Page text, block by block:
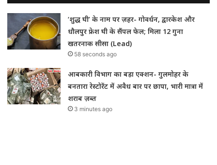
‘शुद्ध घी’ के नाम पर ज़हर- गोवर्धन, द्वारकेश और
धौलपुर फ्रेश घी के सैंपल फेल; मिला 12 गुना
खतरनाक सीसा (Lead)
58 seconds ago
आबकारी विभाग का बड़ा एक्शन- गुलमोहर के
बनतारा रेस्टोरेंट में अवैध बार पर छापा, भारी मात्रा में
शराब ज़ब्त
3 minutes ago